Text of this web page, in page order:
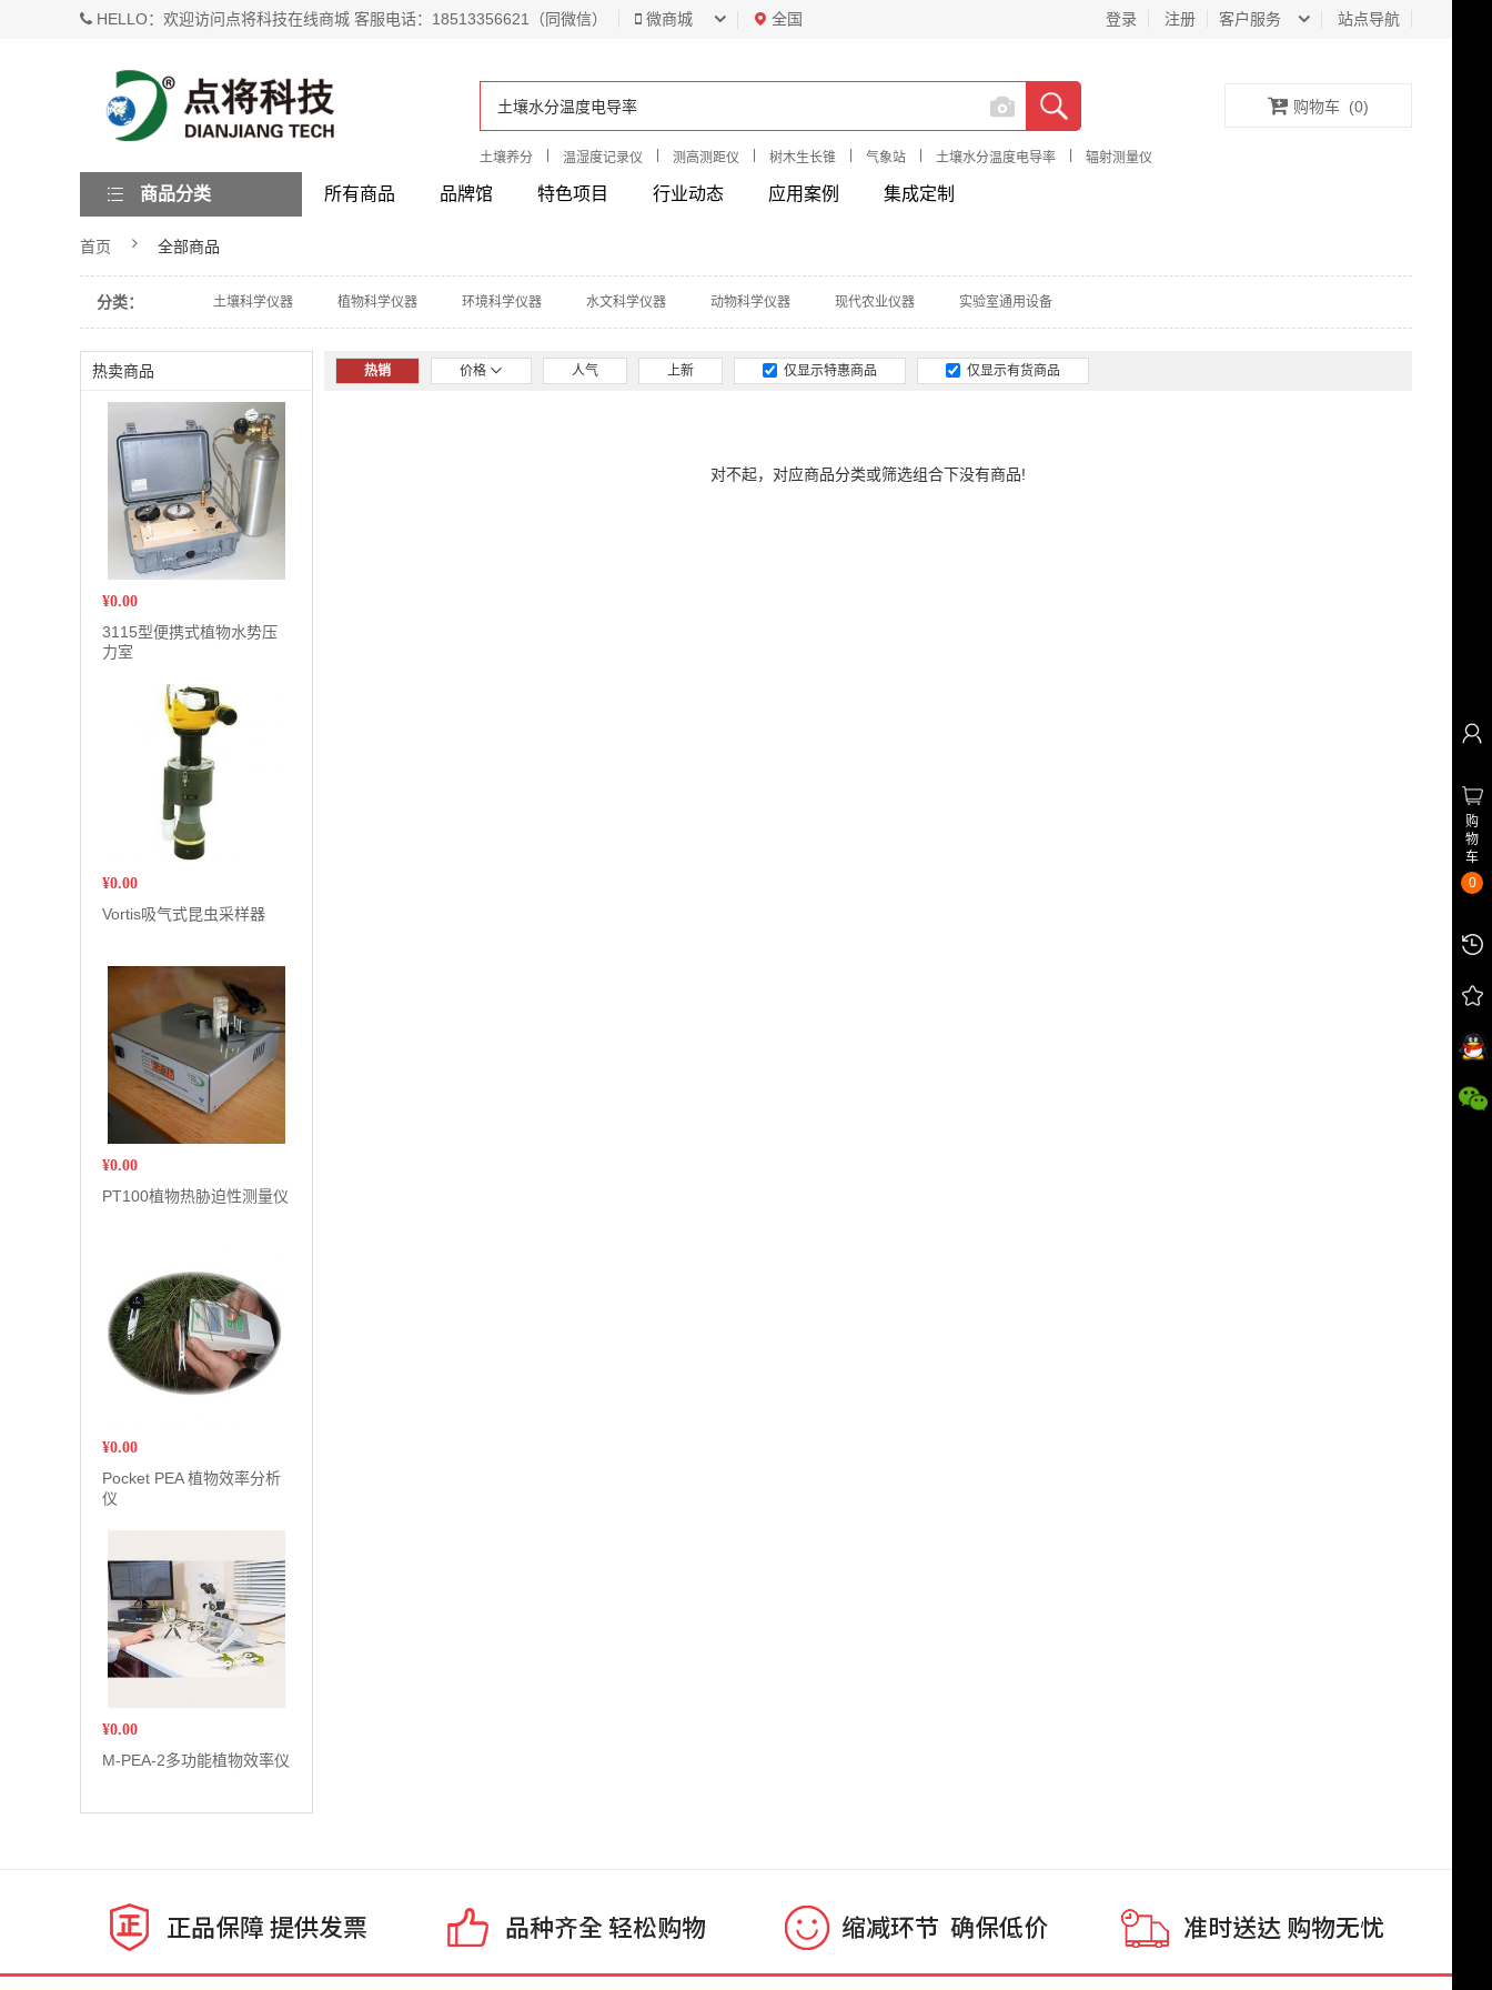
HELLO：欢迎访问点将科技在线商城 客服电话：18513356621（同微信） 微商城 全国 客户服务 站点导航
登录 注册
土壤养分 温湿度记录仪 测高测距仪 树木生长锥 气象站 土壤水分温度电导率 辐射测量仪
购物车 (0)
所有商品 品牌馆 特色项目 行业动态 应用案例 集成定制
商品分类
首页 全部商品
分类： 土壤科学仪器 植物科学仪器 环境科学仪器 水文科学仪器 动物科学仪器 现代农业仪器 实验室通用设备
热卖商品
¥0.00
3115型便携式植物水势压
力室
¥0.00
Vortis吸气式昆虫采样器
¥0.00
PT100植物热胁迫性测量仪
¥0.00
Pocket PEA 植物效率分析
仪
¥0.00
M-PEA-2多功能植物效率仪
热销 价格 人气 上新 仅显示特惠商品 仅显示有货商品
对不起，对应商品分类或筛选组合下没有商品!
购
物
车
0